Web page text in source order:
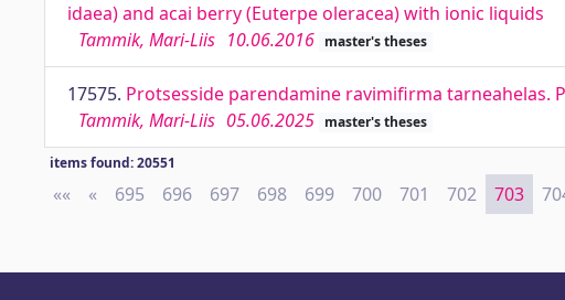
idaea) and acai berry (Euterpe oleracea) with ionic liquids
Tammik, Mari-Liis 10.06.2016 master's theses
17575. Protsesside parendamine ravimifirma tarneahelas.
Tammik, Mari-Liis 05.06.2025 master's theses
items found: 20551
«« First
« Previous
695 696 697 698 699 700 701 702 703